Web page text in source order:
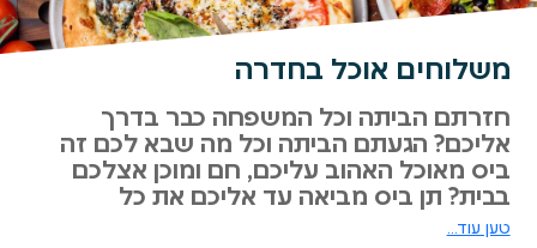
משלוחים אוכל בחדרה
חזרתם הביתה וכל המשפחה כבר בדרך
אליכם? הגעתם הביתה וכל מה שבא לכם זה
ביס מאוכל האהוב עליכם, חם ומוכן אצלכם
בבית? תן ביס מביאה עד אליכם את כל
המסעדות שחדרה מציעה. כל מה שנשאר לכם
טען עוד...